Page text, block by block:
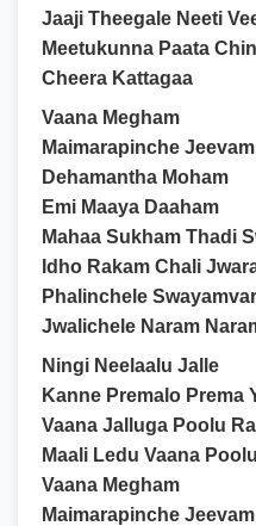
Jaaji Theegale Neeti
Meetukunna Paata
Cheera Kattagaa
Vaana Megham
Maimarapinche Jeevam
Dehamantha Moham
Emi Maaya Daaham
Mahaa Sukham Thadi
Idho Rakam Chali
Phalinchele
Jwalichele Naram
Ningi Neelaalu Jalle
Kanne Premalo Prema
Vaana Jalluga Poolu
Maali Ledu Vaana
Vaana Megham
Maimarapinche Jeevam